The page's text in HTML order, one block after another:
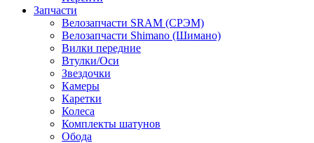
Запчасти
Велозапчасти SRAM (СРЭМ)
Велозапчасти Shimano (Шимано)
Вилки передние
Втулки/Оси
Звездочки
Камеры
Каретки
Колеса
Комплекты шатунов
Обода